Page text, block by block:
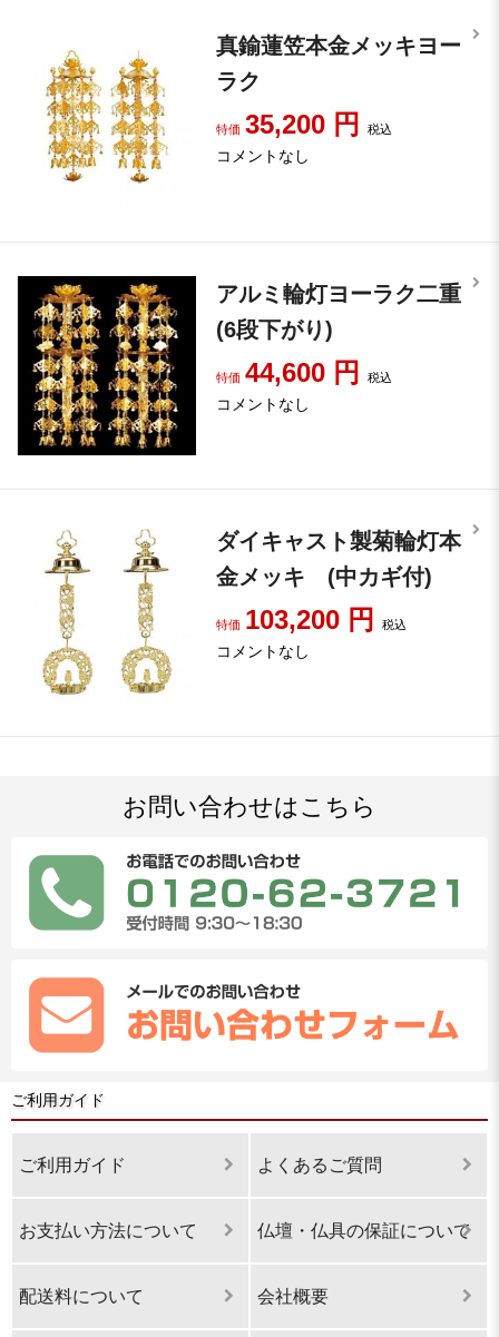
真鍮蓮笠本金メッキヨー
ラク
特価 35,200 円税込
コメントなし
アルミ輪灯ヨーラク二重
(6段下がり)
特価 44,600 円税込
コメントなし
ダイキャスト製菊輪灯本
金メッキ (中カギ付)
特価 103,200 円税込
コメントなし
お問い合わせはこちら
ご利用ガイド
ご利用ガイド よくあるご質問
お支払い方法について 仏壇・仏具の保証について
配送料について 会社概要